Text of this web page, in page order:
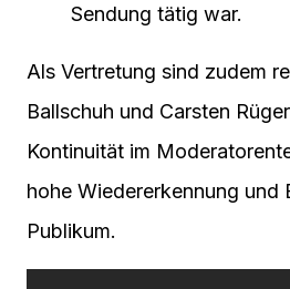
Sendung tätig war.
Als Vertretung sind zudem
Ballschuh und Carsten
Kontinuität im
hohe Wiedererkennung und
Publikum.